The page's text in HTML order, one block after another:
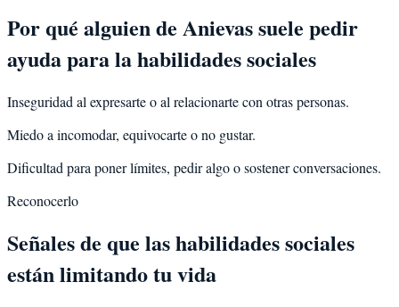
Por qué alguien de Anievassuele pedir
ayuda para lahabilidades sociales
Inseguridad al expresarte o al relacionarte con otras personas.
Miedo a incomodar, equivocarte o no gustar.
Dificultad para poner límites, pedir algo o sostener conversaciones.
Reconocerlo
Señales de que las habilidades sociales
están limitando tu vida